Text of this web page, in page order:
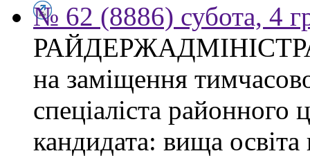
№ 62 (8886) субота, 4
на заміщення
спеціаліста
кандидата: вища